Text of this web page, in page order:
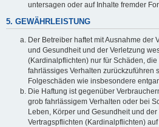
untersagen oder auf Inhalte fremder
5. GEWÄHRLEISTUNG
Der Betreiber haftet mit Ausnahme der
und Gesundheit und der Verletzung
(Kardinalpflichten) nur für Schäden,
fahrlässiges Verhalten zurückzuführen
Folgeschäden wie insbesondere
Die Haftung ist gegenüber
grob fahrlässigem Verhalten oder bei
Leben, Körper und Gesundheit und
Vertragspflichten (Kardinalpflichten)